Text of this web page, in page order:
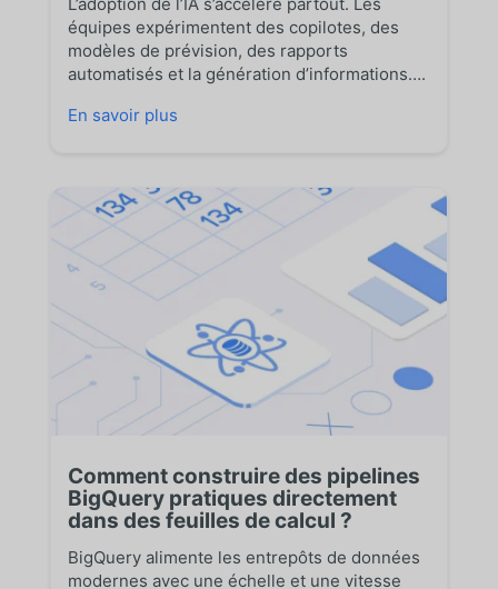
équipes expérimentent des copilotes, des
modèles de prévision, des rapports
automatisés et la génération d’informations….
En savoir plus
Comment construire des pipelines
BigQuery pratiques directement
dans des feuilles de calcul ?
BigQuery alimente les entrepôts de données
modernes avec une échelle et une vitesse